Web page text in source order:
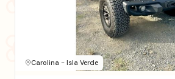
Carolina - Isla Verde